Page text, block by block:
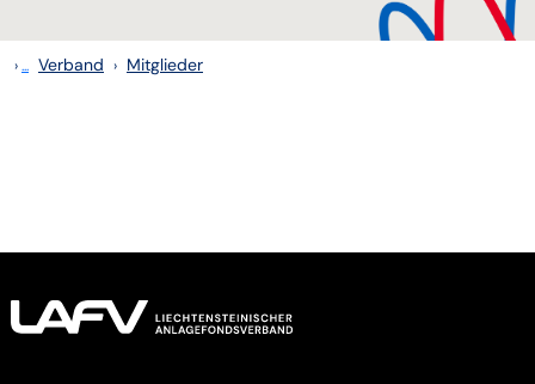
›... Verband › Mitglieder